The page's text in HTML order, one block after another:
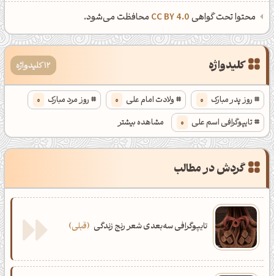
محتوا تحت گواهیCC BY 4.0 محافظت می‌شود.
کلیدواژه 12 کلیدواژه
روز پدر مبارک 0 ولادت امام علی 0 روز مرد مبارک 0
تایپوگرافی اسم علی 0
مشاهده بیشتر
تایپوگرافی فارسی 0 خرید کادو برای روز پدر 0
طرح گرافیکی مناسبتی 0
ایده خلاقانه تایپوگرافی 0 طرح گرافیکی مذهبی 0
عکس پروفایل مذهبی
گردش در مطالب
تایپوگرافی سه‌بعدی شعر رنج زندگی قبلی
کانال ایــتا
کانال بلـــه